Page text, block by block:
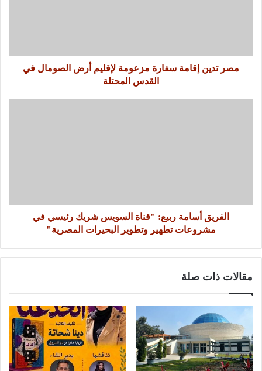
مصر تدين إقامة سفارة مزعومة لإقليم أرض الصومال في
القدس المحتلة
الفريق أسامة ربيع: "قناة السويس شريك رئيسي في
مشروعات تطهير وتطوير البحيرات المصرية"
مقالات ذات صلة